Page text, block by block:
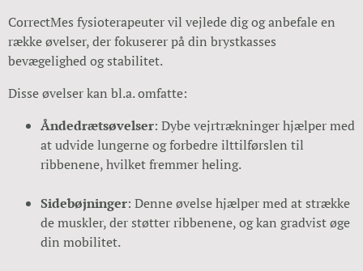
CorrectMes fysioterapeuter vil vejlede dig og anbefale en
række øvelser, der fokuserer på din brystkasses
bevægelighed og stabilitet.
Disse øvelser kan bl.a. omfatte:
Åndedrætsøvelser: Dybe vejrtrækninger hjælper med
at udvide lungerne og forbedre ilttilførslen til
ribbenene, hvilket fremmer heling.
Sidebøjninger: Denne øvelse hjælper med at strække
de muskler, der støtter ribbenene, og kan gradvist øge
din mobilitet.